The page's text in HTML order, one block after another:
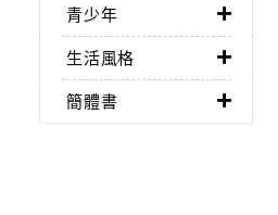
青少年
生活風格
簡體書